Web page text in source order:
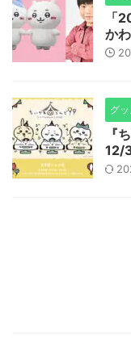
「
か
グ
『
12/